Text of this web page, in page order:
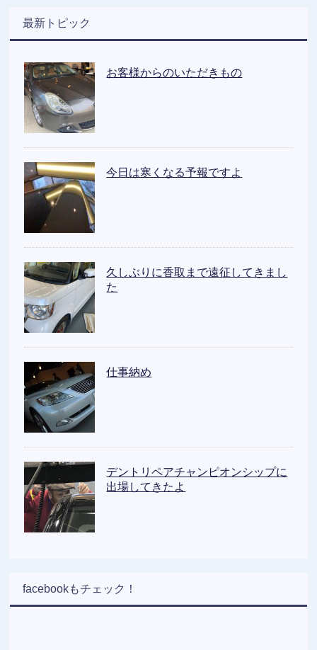
最新トピック
お客様からのいただきもの
今日は寒くなる予報ですよ
久しぶりに香取まで遠征してきまし
た
仕事納め
デントリペアチャンピオンシップに
出場してきたよ
facebookもチェック！